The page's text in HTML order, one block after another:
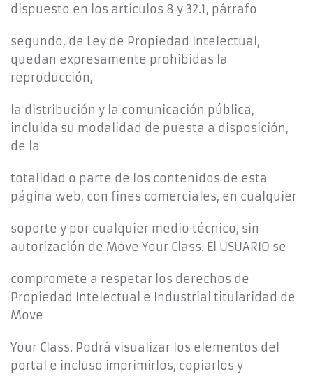
dispuesto en los artículos 8 y 32.1, párrafo
segundo, de Ley de Propiedad Intelectual,
quedan expresamente prohibidas la
reproducción,
la distribución y la comunicación pública,
incluida su modalidad de puesta a disposición,
de la
totalidad o parte de los contenidos de esta
página web, con fines comerciales, en cualquier
soporte y por cualquier medio técnico, sin
autorización de Move Your Class. El USUARIO se
compromete a respetar los derechos de
Propiedad Intelectual e Industrial titularidad de
Move
Your Class. Podrá visualizar los elementos del
portal e incluso imprimirlos, copiarlos y